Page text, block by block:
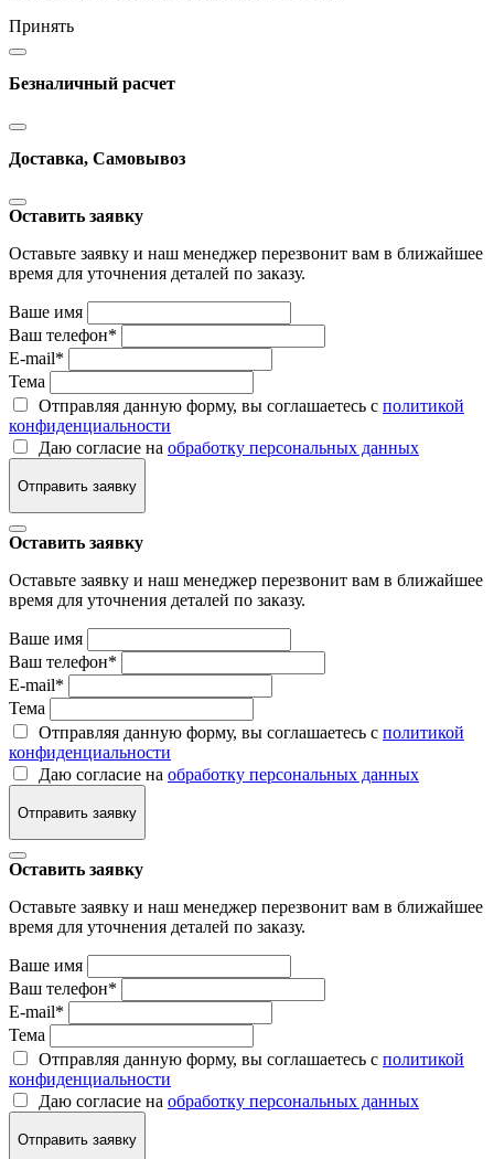
Принять
Безналичный расчет
Доставка, Самовывоз
Оставить заявку
Оставьте заявку и наш менеджер перезвонит вам в ближайшее
время для уточнения деталей по заказу.
Ваше имя
Ваш телефон*
E-mail*
Тема
Отправляя данную форму, вы соглашаетесь с политикой
конфиденциальности
Даю согласие на обработку персональных данных
Отправить заявку
Оставить заявку
Оставьте заявку и наш менеджер перезвонит вам в ближайшее
время для уточнения деталей по заказу.
Ваше имя
Ваш телефон*
E-mail*
Тема
Отправляя данную форму, вы соглашаетесь с политикой
конфиденциальности
Даю согласие на обработку персональных данных
Отправить заявку
Оставить заявку
Оставьте заявку и наш менеджер перезвонит вам в ближайшее
время для уточнения деталей по заказу.
Ваше имя
Ваш телефон*
E-mail*
Тема
Отправляя данную форму, вы соглашаетесь с политикой
конфиденциальности
Даю согласие на обработку персональных данных
Отправить заявку